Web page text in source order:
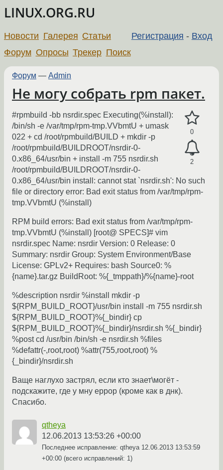
LINUX.ORG.RU
Регистрация - Вход
Новости Галерея Статьи
Форум Опросы Трекер Поиск
Форум — Admin
Не могу собрать rpm пакет.
0
2
#rpmbuild -bb nsrdir.spec Executing(%install):
/bin/sh -e /var/tmp/rpm-tmp.VVbmtU + umask
022 + cd /root/rpmbuild/BUILD + mkdir -p
/root/rpmbuild/BUILDROOT/nsrdir-0-
0.x86_64/usr/bin + install -m 755 nsrdir.sh
/root/rpmbuild/BUILDROOT/nsrdir-0-
0.x86_64/usr/bin install: cannot stat `nsrdir.sh': No such
file or directory error: Bad exit status from /var/tmp/rpm-
tmp.VVbmtU (%install)
RPM build errors: Bad exit status from /var/tmp/rpm-
tmp.VVbmtU (%install) [root@ SPECS]# vim
nsrdir.spec Name: nsrdir Version: 0 Release: 0
Summary: nsrdir Group: System Environment/Base
License: GPLv2+ Requires: bash Source0: %
{name}.tar.gz BuildRoot: %{_tmppath}/%{name}-root
%description nsrdir %install mkdir -p
${RPM_BUILD_ROOT}/usr/bin install -m 755 nsrdir.sh
${RPM_BUILD_ROOT}%{_bindir} cp
${RPM_BUILD_ROOT}%{_bindir}/nsrdir.sh %{_bindir}
%post cd /usr/bin /bin/sh -e nsrdir.sh %files
%defattr(-,root,root) %attr(755,root,root) %
{_bindir}/nsrdir.sh
Ваще наглухо застрял, если кто знает\могёт -
подскажите, где у мну еррор (кроме как в днк).
Спасибо.
qtheya
12.06.2013 13:53:26 +00:00
Последнее исправление: qtheya 12.06.2013 13:53:59
+00:00 (всего исправлений: 1)